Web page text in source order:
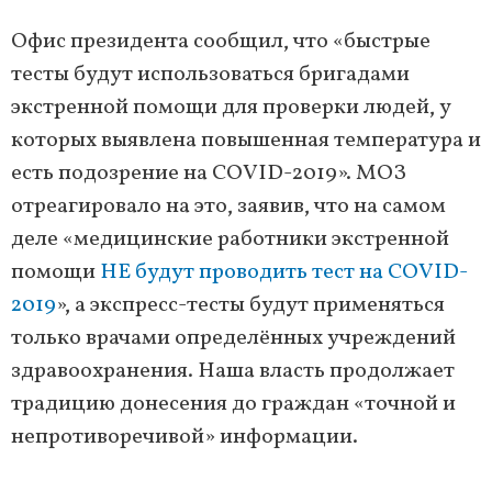
Офис президента сообщил, что «быстрые
тесты будут использоваться бригадами
экстренной помощи для проверки людей, у
которых выявлена повышенная температура и
есть подозрение на COVID-2019». МОЗ
отреагировало на это, заявив, что на самом
деле «медицинские работники экстренной
помощиНЕ будут проводить тест на COVID-
2019», а экспресс-тесты будут применяться
только врачами определённых учреждений
здравоохранения. Наша власть продолжает
традицию донесения до граждан «точной и
непротиворечивой» информации.